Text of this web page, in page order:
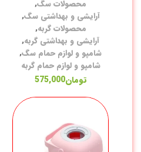
محصولات سگ,
آرایشی و بهداشتی سگ,
محصولات گربه,
آرایشی و بهداشتی گربه,
شامپو و لوازم حمام سگ,
شامپو و لوازم حمام گربه
تومان575,000